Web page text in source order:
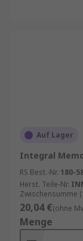
Auf Lager
Integral
RS Best.-Nr. 180-
Herst. Teile-Nr.
Zwischensumme
20,04 €(ohne
Menge